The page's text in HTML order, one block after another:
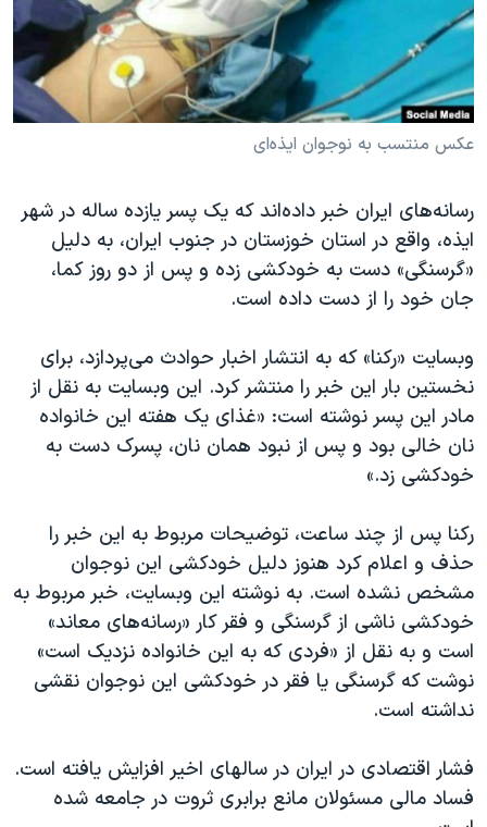
فرهنگ و زندگی
حقوق شهروندی
اقتصادی
علم و فناوری
گالری عکس
آرشیو پخش زنده
مستندها
انتخابات ریاست جمهوری آمریکا ۲۰۲۴
حمله جمهوری اسلامی به اسرائیل
رمز مهسا
اعتراضات زن، زندگی، آزادی
مجموعه مستندهای دادخواهی
تریبونال مردمی آبان ۹۸
چهل سال گروگان‌گیری
قانون شفافیت دارائی کادر رهبری ایران
اعتراضات مردمی آبان ۹۸
اسرائیل در جنگ
نرگس محمدی برنده جایزه نوبل صلح
همایش محافظه‌کاران آمریکا «سی‌پک»
صفحه‌های ویژه
سفر پرزیدنت ترامپ به چین
دنبال کنید
عکس منتسب به نوجوان ایذه‌ای
رسانه‌های ایران خبر داده‌اند که یک پسر یازده ساله در شهر
ایذه، واقع در استان خوزستان در جنوب ایران، به دلیل
«گرسنگی» دست به خودکشی زده و پس از دو روز کما،
جان خود را از دست داده است.
وبسایت «رکنا» که به انتشار اخبار حوادث می‌پردازد، برای
نخستین بار این خبر را منتشر کرد. این وبسایت به نقل از
مادر این پسر نوشته است: «غذای یک هفته این خانواده
نان خالی بود و پس از نبود همان نان، پسرک دست به
خودکشی زد.»
رکنا پس از چند ساعت، توضیحات مربوط به این خبر را
حذف و اعلام کرد هنوز دلیل خودکشی این نوجوان
مشخص نشده است. به نوشته این وبسایت، خبر مربوط به
خودکشی ناشی از گرسنگی و فقر کار «رسانه‌های معاند»
است و به نقل از «فردی که به این خانواده نزدیک است»‌
نوشت که گرسنگی یا فقر در خودکشی این نوجوان نقشی
نداشته است.
فشار اقتصادی در ایران در سالهای اخیر افزایش یافته است.
فساد مالی مسئولان مانع برابری ثروت در جامعه شده